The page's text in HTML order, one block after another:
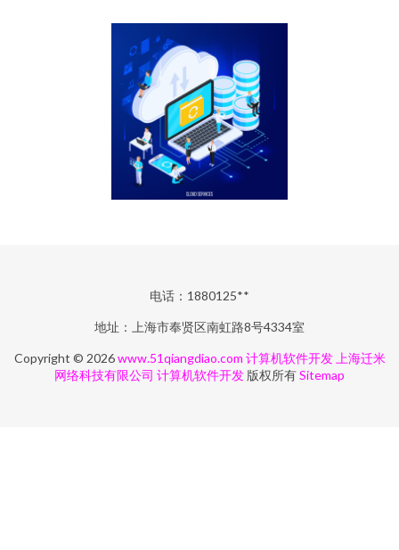
电话：1880125**
地址：上海市奉贤区南虹路8号4334室
Copyright © 2026www.51qiangdiao.com 计算机软件开发 上海迁米
网络科技有限公司 计算机软件开发 版权所有Sitemap